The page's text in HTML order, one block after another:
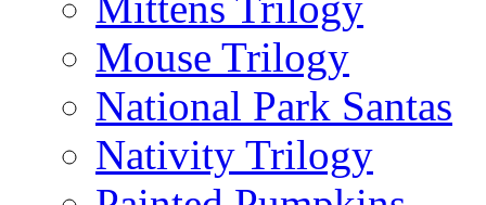
Mouse Trilogy
National Park Santas
Nativity Trilogy